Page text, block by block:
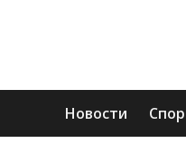
Новости